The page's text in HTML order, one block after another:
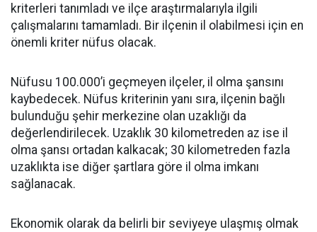
kriterleri tanımladı ve ilçe araştırmalarıyla ilgili
çalışmalarını tamamladı. Bir ilçenin il olabilmesi için en
önemli kriter nüfus olacak.
Nüfusu 100.000’i geçmeyen ilçeler, il olma şansını
kaybedecek. Nüfus kriterinin yanı sıra, ilçenin bağlı
bulunduğu şehir merkezine olan uzaklığı da
değerlendirilecek. Uzaklık 30 kilometreden az ise il
olma şansı ortadan kalkacak; 30 kilometreden fazla
uzaklıkta ise diğer şartlara göre il olma imkanı
sağlanacak.
Ekonomik olarak da belirli bir seviyeye ulaşmış olmak